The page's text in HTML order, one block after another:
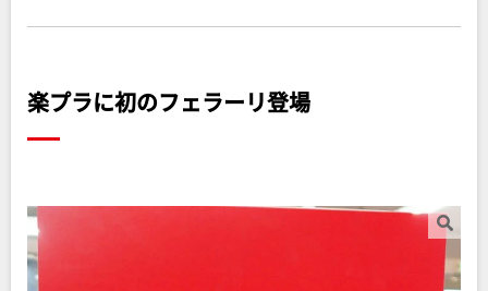
楽プラに初のフェラーリ登場